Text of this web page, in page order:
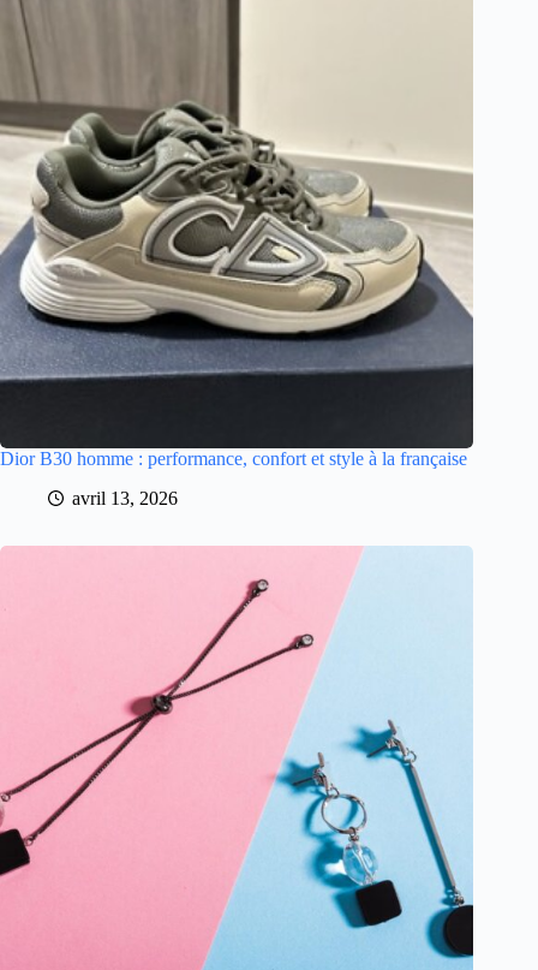
Dior B30 homme : performance, confort et style à la française
avril 13, 2026